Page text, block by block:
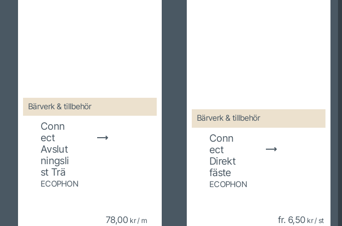
Bärverk & tillbehör
Conn
ect
Avslut
ningsli
st Trä
ECOPHON
78,00 kr / m
Bärverk & tillbehör
Conn
ect
Direkt
fäste
ECOPHON
fr. 6,50 kr / st